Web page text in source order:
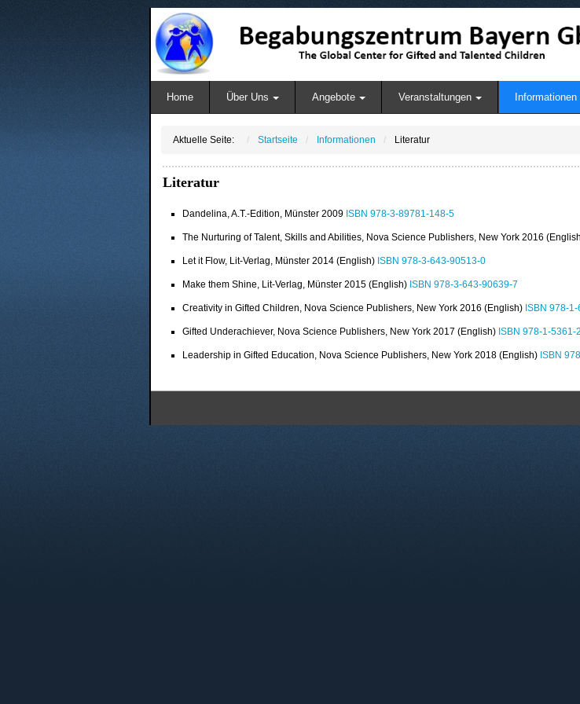
Home Über Uns Angebote Veranstaltungen Informationen
Aktuelle Seite: Startseite Informationen Literatur
Literatur
Dandelina, A.T.-Edition, Münster 2009 ISBN 978-3-89781-148-5
The Nurturing of Talent, Skills and Abilities, Nova Science Publishers, New York 2016
Let it Flow, Lit-Verlag, Münster 2014 (English) ISBN 978-3-643-90513-0
Make them Shine, Lit-Verlag, Münster 2015 (English) ISBN 978-3-643-90639-7
Creativity in Gifted Children, Nova Science Publishers, New York 2016 (English) ISBN 978-
Gifted Underachiever, Nova Science Publishers, New York 2017 (English) ISBN 978-1-5361-
Leadership in Gifted Education, Nova Science Publishers, New York 2018 (English) ISBN